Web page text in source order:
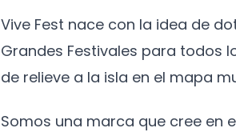
Vive Fest nace con la idea de
Grandes Festivales para todos
de relieve a la isla en el mapa
Somos una marca que cree en